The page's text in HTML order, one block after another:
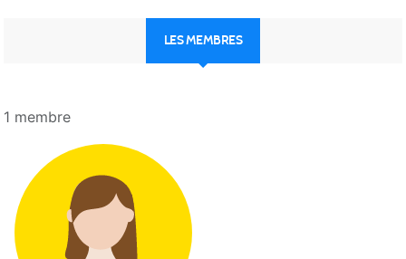
LES MEMBRES
1 membre